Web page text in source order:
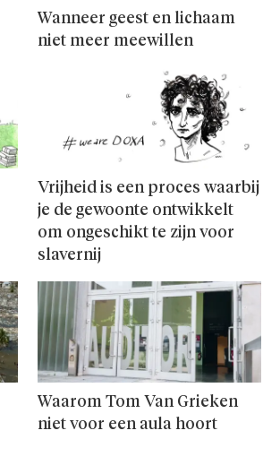
Wanneer geest en lichaam
niet meer meewillen
Vrijheid is een proces waarbij
je de gewoonte ontwikkelt
om ongeschikt te zijn voor
slavernij
Waarom Tom Van Grieken
niet voor een aula hoort